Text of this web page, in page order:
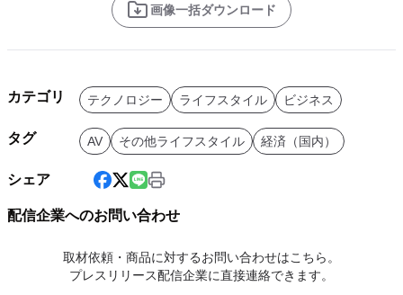
画像一括ダウンロード
カテゴリ テクノロジー ライフスタイル ビジネス
タグ AV その他ライフスタイル 経済（国内）
シェア
配信企業へのお問い合わせ
取材依頼・商品に対するお問い合わせはこちら。
プレスリリース配信企業に直接連絡できます。